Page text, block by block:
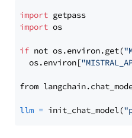
import
import os
if not os.environ.get(
  os.environ[
from
llm = init_chat_model(